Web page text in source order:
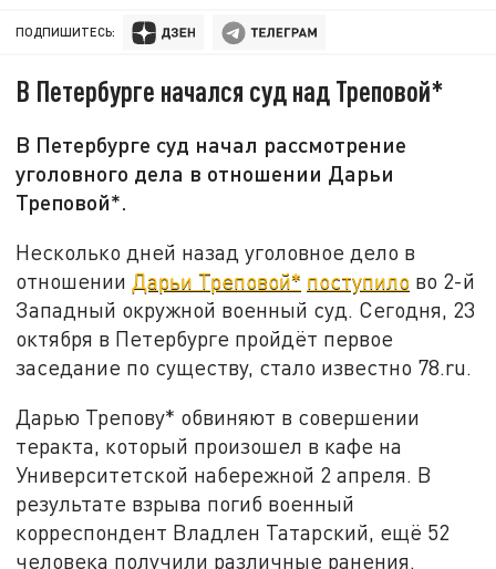
ПОДПИШИТЕСЬ:
В Петербурге начался суд над Треповой*
В Петербурге суд начал рассмотрение
уголовного дела в отношении Дарьи
Треповой*.
Несколько дней назад уголовное дело в
отношении Дарьи Треповой* поступило во 2-й
Западный окружной военный суд. Сегодня, 23
октября в Петербурге пройдёт первое
заседание по существу, стало известно 78.ru.
Дарью Трепову* обвиняют в совершении
теракта, который произошел в кафе на
Университетской набережной 2 апреля. В
результате взрыва погиб военный
корреспондент Владлен Татарский, ещё 52
человека получили различные ранения.